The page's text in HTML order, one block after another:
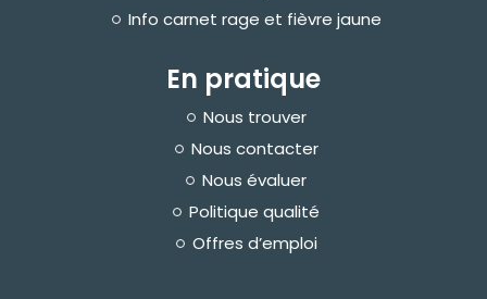
Info carnet rage et fièvre jaune
En pratique
Nous trouver
Nous contacter
Nous évaluer
Politique qualité
Offres d’emploi